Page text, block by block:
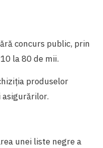
concurs public, prin
la 80 de mii.
produselor
unei liste negre a